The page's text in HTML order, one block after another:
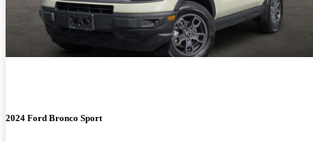
2024 Ford Bronco Sport